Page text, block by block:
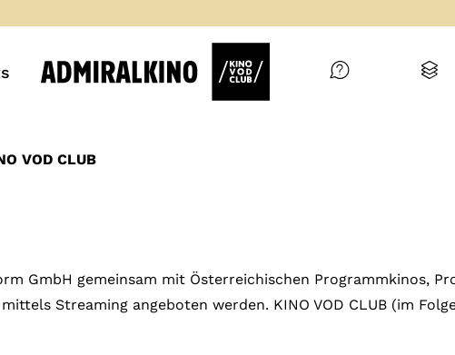
Magazin
VOD CLUB
GmbH gemeinsam mit Österreichischen Programmkinos,
Streaming angeboten werden. KINO VOD CLUB (im